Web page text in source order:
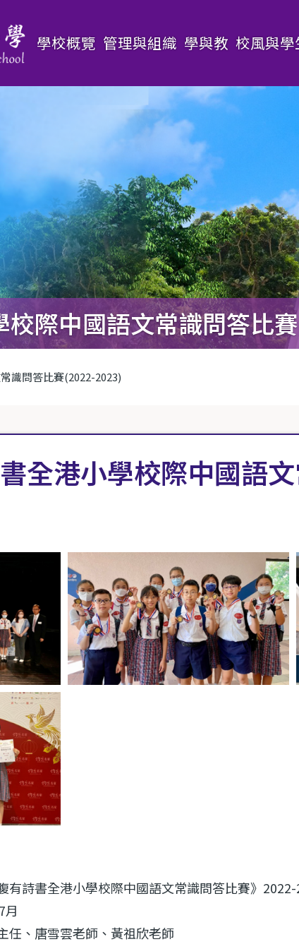
Main
navigation
學校概覽 管理與組織 學與教 校風與學
校際中國語文常識問答比
識問答比賽(2022-2023)
全港小學校際中國語
有詩書全港小學校際中國語文常識問答比賽》
月
任、唐雪雲老師、黃祖欣老師